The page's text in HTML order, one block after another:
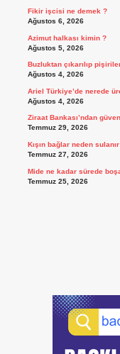
Fikir işcisi ne demek ?
Ağustos 6, 2026
Azimut halkası kimin ?
Ağustos 5, 2026
Buzluktan çıkarılıp
Ağustos 4, 2026
Ariel Türkiye’de nerede
Ağustos 4, 2026
Ziraat Bankası’ndan
Temmuz 29, 2026
Kışın bağlar neden
Temmuz 27, 2026
Mide ne kadar sürede
Temmuz 25, 2026